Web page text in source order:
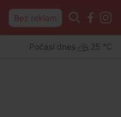
Bez reklam
Počasí dnes 25 °C